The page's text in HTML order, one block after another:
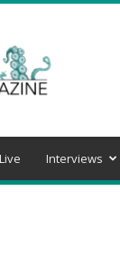
Live Interviews